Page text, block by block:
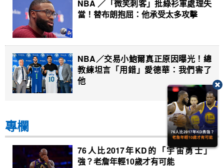
NBA ／「微笑刺客」批綠衫軍處理失
當！替布朗抱屈：他承受太多攻擊
NBA／交易小鮑爾真正原因曝光！總
教練坦言「用錯」愛德華：我們害了
他
專欄
76人比2017年KD的「宇宙勇士」
強？老詹年輕10歲才有可能